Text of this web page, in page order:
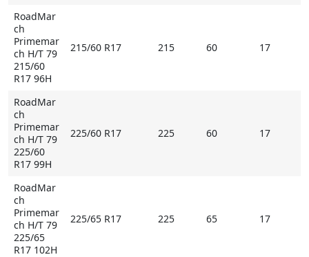
RoadMar
ch
Primemar
ch H/T 79
215/60
R17 96H
215/60 R17 215 60 17
RoadMar
ch
Primemar
ch H/T 79
225/60
R17 99H
225/60 R17 225 60 17
RoadMar
ch
Primemar
ch H/T 79
225/65
R17 102H
225/65 R17 225 65 17